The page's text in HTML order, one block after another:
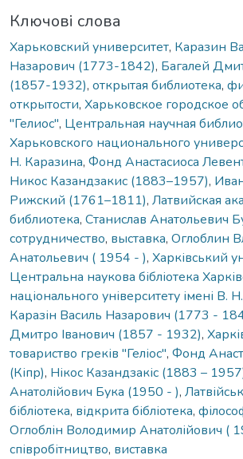
Ключові слова
Харьковский университет, Каразин
Назарович (1773-1842), Багалей
(1857-1932), открытая библиотека,
открытости, Харьковское городское
"Гелиос", Центральная научная
Харьковского национального
Н. Каразина, Фонд Анастасиоса
Никос Казандзакис (1883–1957),
Рижский (1761–1811), Латвийская
библиотека, Станислав Анатольевич
сотрудничество, выставка, Оглоблин
Анатольевич ( 1954 - ), Харківський
Центральна наукова бібліотека
національного університету імені В.
Каразін Василь Назарович (1773 -
Дмитро Іванович (1857 - 1932),
товариство греків "Геліос", Фонд
(Кіпр), Нікос Казандзакіс (1883 –
Анатолійович Бука (1950 - ),
бібліотека, відкрита бібліотека,
Оглоблін Володимир Анатолійович (
співробітництво, виставка